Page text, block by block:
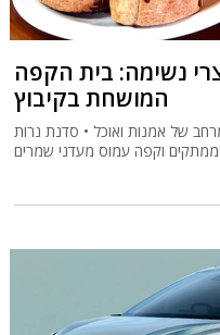
נשימה: בית הקפה
המושחת בקיבוץ
של אמנות ואוכל • סדנת נרות
וקפה עמוס מעדני שמרים